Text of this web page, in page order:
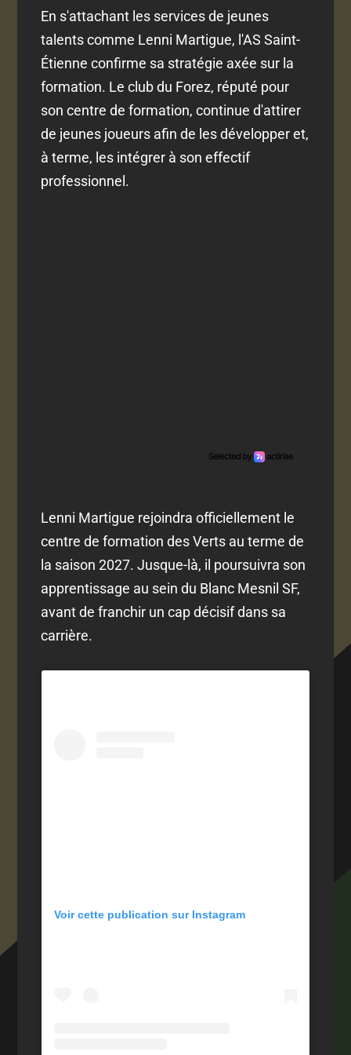
En s'attachant les services de jeunes
talents comme Lenni Martigue, l'AS Saint-
Étienne confirme sa stratégie axée sur la
formation. Le club du Forez, réputé pour
son centre de formation, continue d'attirer
de jeunes joueurs afin de les développer et,
à terme, les intégrer à son effectif
professionnel.
Lenni Martigue rejoindra officiellement le
centre de formation des Verts au terme de
la saison 2027. Jusque-là, il poursuivra son
apprentissage au sein du Blanc Mesnil SF,
avant de franchir un cap décisif dans sa
carrière.
Voir cette publication sur Instagram